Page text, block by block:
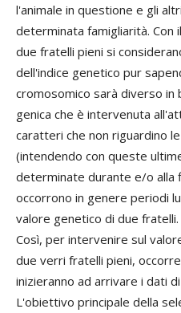
l'animale in questione e gli
determinata famigliarità. Con
due fratelli pieni si
dell'indice genetico pur
cromosomico sarà diverso in
genica che è intervenuta
caratteri che non riguardino
(intendendo con queste
determinate durante e/o alla
occorrono in genere periodi
valore genetico di due fratelli.
Così, per intervenire sul
due verri fratelli pieni,
inizieranno ad arrivare i dati
L'obiettivo principale della